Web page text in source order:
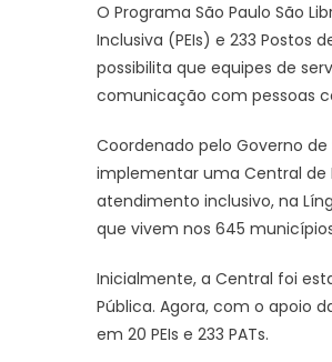
O Programa São Paulo São
Inclusiva (PEIs) e 233 Postos
possibilita que equipes de
comunicação com pessoas
Coordenado pelo Governo
implementar uma Central de
atendimento inclusivo, na
que vivem nos 645
Inicialmente, a Central foi
Pública. Agora, com o apoio
em 20 PEIs e 233 PATs.